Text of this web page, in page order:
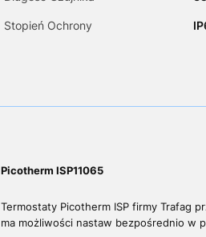
Stopień Ochrony
Picotherm ISP11065
Termostaty Picotherm ISP firmy Trafag
ma możliwości nastaw bezpośrednio w